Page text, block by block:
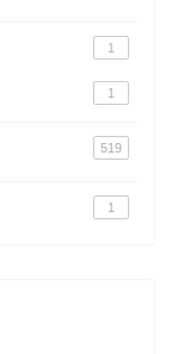
1
1
519
1
講座